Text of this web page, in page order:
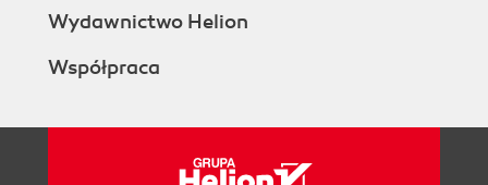
Wydawnictwo Helion
Współpraca